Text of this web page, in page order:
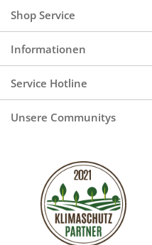
Shop Service
Informationen
Service Hotline
Unsere Communitys